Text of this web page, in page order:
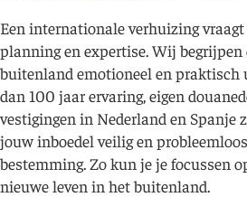
Een internationale verhuizing
planning en expertise. Wij
buitenland emotioneel en praktisch
dan 100 jaar ervaring, eigen
vestigingen in Nederland en Spanje
jouw inboedel veilig en
bestemming. Zo kun je je focussen
nieuwe leven in het buitenland.